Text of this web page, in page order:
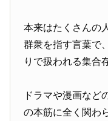
本来はたくさんの
群衆を指す言葉で
りで扱われる集合
ドラマや漫画など
の本筋に全く関わ